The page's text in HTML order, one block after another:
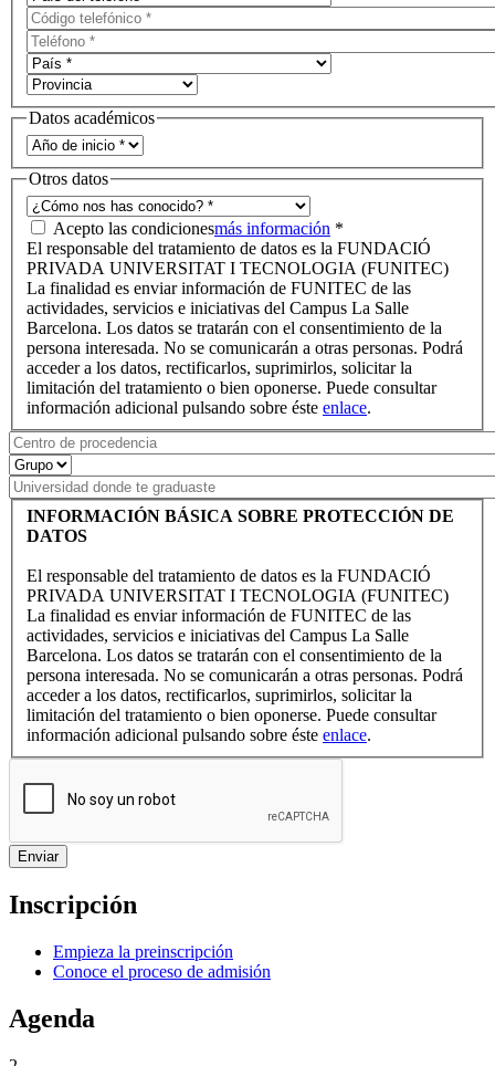
Datos académicos
Otros datos
Acepto las condicionesmás información *
El responsable del tratamiento de datos es la FUNDACIÓ
PRIVADA UNIVERSITAT I TECNOLOGIA (FUNITEC)
La finalidad es enviar información de FUNITEC de las
actividades, servicios e iniciativas del Campus La Salle
Barcelona. Los datos se tratarán con el consentimiento de la
persona interesada. No se comunicarán a otras personas. Podrá
acceder a los datos, rectificarlos, suprimirlos, solicitar la
limitación del tratamiento o bien oponerse. Puede consultar
información adicional pulsando sobre éste enlace.
INFORMACIÓN BÁSICA SOBRE PROTECCIÓN DE
DATOS
El responsable del tratamiento de datos es la FUNDACIÓ
PRIVADA UNIVERSITAT I TECNOLOGIA (FUNITEC)
La finalidad es enviar información de FUNITEC de las
actividades, servicios e iniciativas del Campus La Salle
Barcelona. Los datos se tratarán con el consentimiento de la
persona interesada. No se comunicarán a otras personas. Podrá
acceder a los datos, rectificarlos, suprimirlos, solicitar la
limitación del tratamiento o bien oponerse. Puede consultar
información adicional pulsando sobre éste enlace.
Inscripción
Empieza la preinscripción
Conoce el proceso de admisión
Agenda